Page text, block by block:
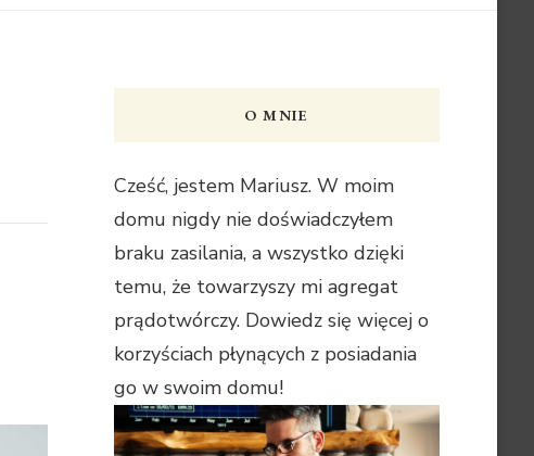
O MNIE
Cześć, jestem Mariusz. W moim
domu nigdy nie doświadczyłem
braku zasilania, a wszystko dzięki
temu, że towarzyszy mi agregat
prądotwórczy. Dowiedz się więcej o
korzyściach płynących z posiadania
go w swoim domu!